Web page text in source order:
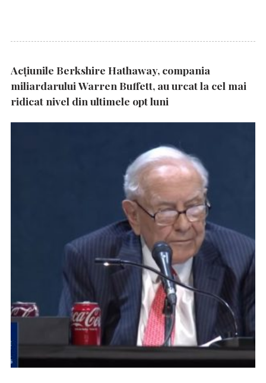
Acțiunile Berkshire Hathaway, compania
miliardarului Warren Buffett, au urcat la cel mai
ridicat nivel din ultimele opt luni